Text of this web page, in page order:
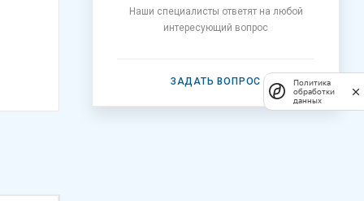
Наши специалисты ответят на любой
интересующий вопрос
ЗАДАТЬ ВОПРОС
Политика
обработки
данных